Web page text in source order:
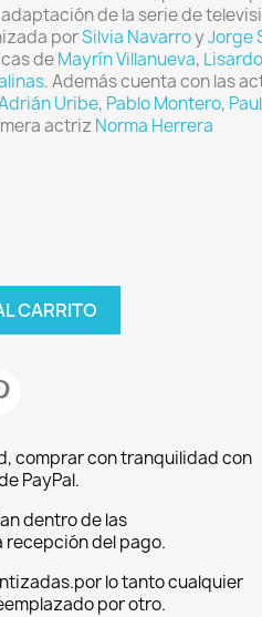
adaptación de la serie de
porSilvia NavarroyJorge
deMayrín Villanueva, Lisardo
. Además cuenta con las
Uribe, Pablo Montero,
actriz Norma Herrera
CARRITO
comprar con tranquilidad con
PayPal.
dentro de las
recepción del pago.
lo tanto cualquier
por otro.